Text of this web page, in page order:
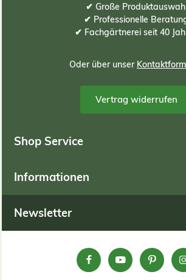
✔ Große
✔ Professionelle
✔ Fachgärtnerei seit 40
Oder über unser
Vertrag widerrufen
Shop Service
Informationen
Newsletter